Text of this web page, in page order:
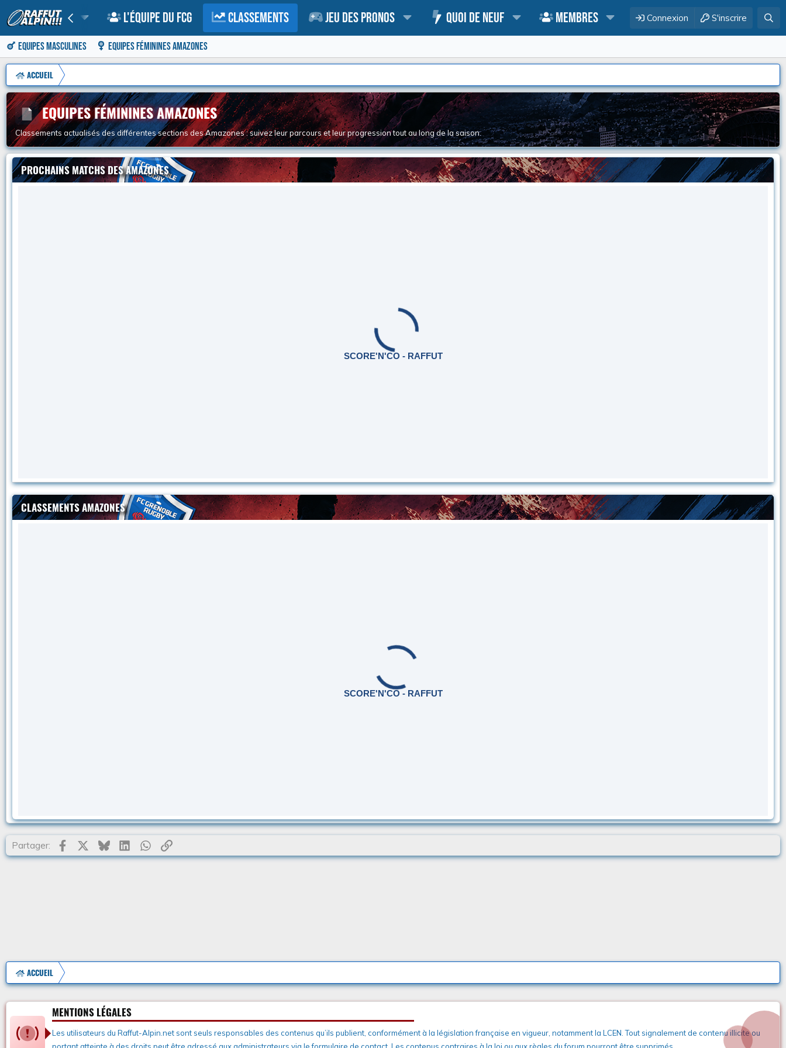
Galerie L'équipe du FCG Classements Jeu des pronos Quoi de neuf Membres Connexion S'inscrire
Equipes Masculines Equipes Féminines Amazones
ACCUEIL
EQUIPES FÉMININES AMAZONES
Classements actualisés des différentes sections des Amazones : suivez leur parcours et leur progression tout au long de la saison.
PROCHAINS MATCHS DES AMAZONES
SCORE'N'CO - RAFFUT
CLASSEMENTS AMAZONES
SCORE'N'CO - RAFFUT
Partager: FacebookBlueskyLinkedInWhatsApp
Lien
ACCUEIL
MENTIONS LÉGALES
Les utilisateurs du Raffut-Alpin.net sont seuls responsables des contenus qu’ils publient, conformément à la législation française en vigueur, notamment la LCEN. Tout signalement de contenu illicite ou